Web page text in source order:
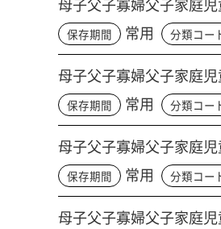
母子父子寡婦父子家庭
保存期間 常用 分類コー
母子父子寡婦父子家庭
保存期間 常用 分類コー
母子父子寡婦父子家庭
保存期間 常用 分類コー
母子父子寡婦父子家庭